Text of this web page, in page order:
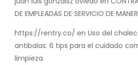
DE EMPLEADAS DE SERVICIO DE
https://rentry.co/ en Uso del
antibalas: 6 tips para el cuidado
limpieza